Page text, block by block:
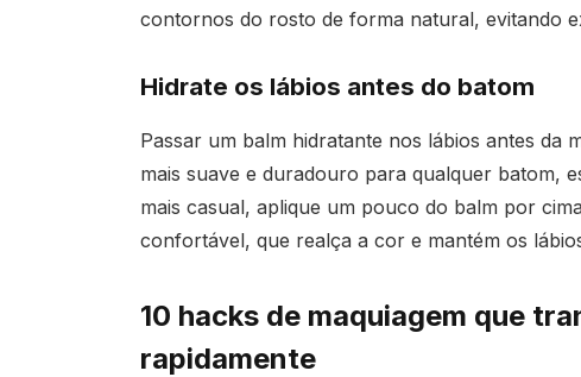
contornos do rosto de forma natural, evitando
Hidrate os lábios antes do batom
Passar um balm hidratante nos lábios antes da
mais suave e duradouro para qualquer batom,
mais casual, aplique um pouco do balm por
confortável, que realça a cor e mantém os
10 hacks de maquiagem que
rapidamente